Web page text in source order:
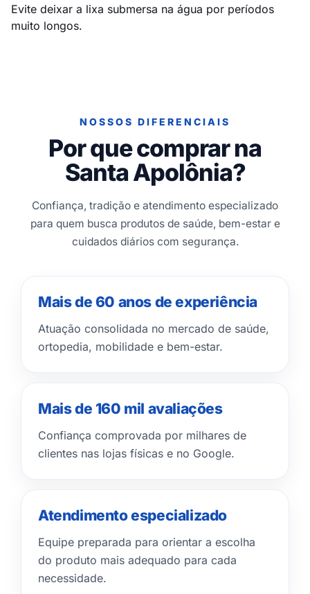
Evite deixar a lixa submersa na água por períodos
muito longos.
NOSSOS DIFERENCIAIS
Por que comprar na
Santa Apolônia?
Confiança, tradição e atendimento especializado
para quem busca produtos de saúde, bem-estar e
cuidados diários com segurança.
Mais de 60 anos de experiência
Atuação consolidada no mercado de saúde,
ortopedia, mobilidade e bem-estar.
Mais de 160 mil avaliações
Confiança comprovada por milhares de
clientes nas lojas físicas e no Google.
Atendimento especializado
Equipe preparada para orientar a escolha
do produto mais adequado para cada
necessidade.